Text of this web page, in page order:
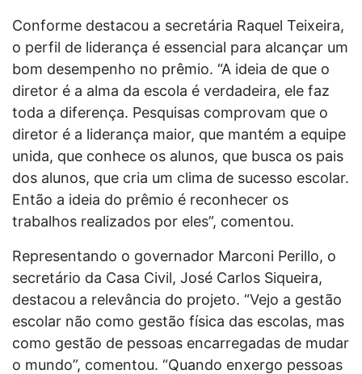
Conforme destacou a secretária Raquel Teixeira,
o perfil de liderança é essencial para alcançar um
bom desempenho no prêmio. “A ideia de que o
diretor é a alma da escola é verdadeira, ele faz
toda a diferença. Pesquisas comprovam que o
diretor é a liderança maior, que mantém a equipe
unida, que conhece os alunos, que busca os pais
dos alunos, que cria um clima de sucesso escolar.
Então a ideia do prêmio é reconhecer os
trabalhos realizados por eles”, comentou.
Representando o governador Marconi Perillo, o
secretário da Casa Civil, José Carlos Siqueira,
destacou a relevância do projeto. “Vejo a gestão
escolar não como gestão física das escolas, mas
como gestão de pessoas encarregadas de mudar
o mundo”, comentou. “Quando enxergo pessoas